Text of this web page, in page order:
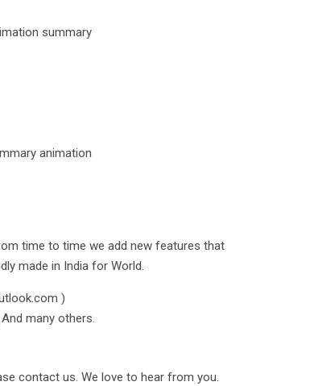
summary
animation
time to time we add new features that
made in India for World.
)
many others.
contact us. We love to hear from you.